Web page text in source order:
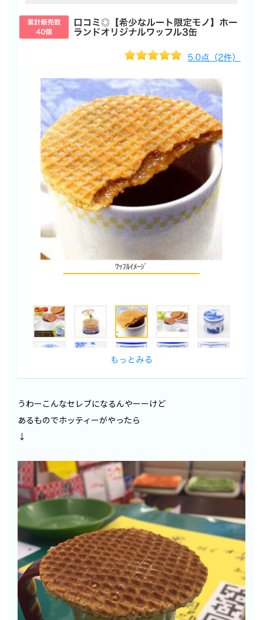
うわーこんなセレブになるんやーーけど
あるものでホッティーがやったら
↓